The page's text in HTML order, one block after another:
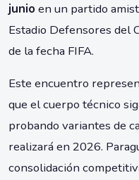
junio en un partido
Estadio Defensores del
de la fecha FIFA.
Este encuentro
que el cuerpo técnico
probando variantes de
realizará en 2026.
consolidación